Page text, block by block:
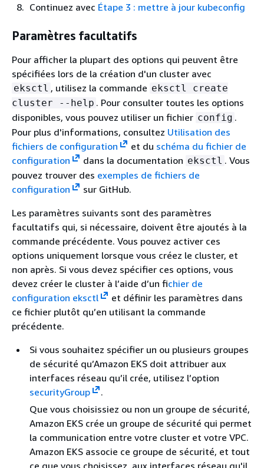
Continuez avec Étape 3 : mettre à jour kubeconfig
Paramètres facultatifs
Pour afficher la plupart des options qui peuvent être
spécifiées lors de la création d'un cluster avec
eksctl , utilisez la commande eksctl create
cluster --help . Pour consulter toutes les options
disponibles, vous pouvez utiliser un fichier config .
Pour plus d'informations, consultez Utilisation des
fichiers de configuration
et du schéma du fichier de
configuration
dans la documentation eksctl . Vous
pouvez trouver des exemples de fichiers de
configuration
sur GitHub.
Les paramètres suivants sont des paramètres
facultatifs qui, si nécessaire, doivent être ajoutés à la
commande précédente. Vous pouvez activer ces
options uniquement lorsque vous créez le cluster, et
non après. Si vous devez spécifier ces options, vous
devez créer le cluster à l’aide d’un fichier de
configuration eksctl
et définir les paramètres dans
ce fichier plutôt qu’en utilisant la commande
précédente.
Si vous souhaitez spécifier un ou plusieurs groupes
de sécurité qu’Amazon EKS doit attribuer aux
interfaces réseau qu’il crée, utilisez l’option
securityGroup
.
Que vous choisissiez ou non un groupe de sécurité,
Amazon EKS crée un groupe de sécurité qui permet
la communication entre votre cluster et votre VPC.
Amazon EKS associe ce groupe de sécurité, et tout
ce que vous choisissez, aux interfaces réseau qu'il